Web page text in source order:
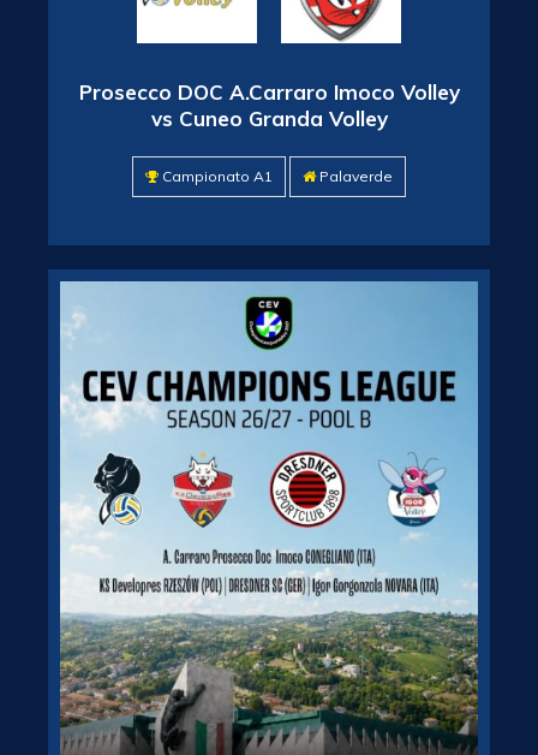
Prosecco DOC A.Carraro Imoco Volley
vs Cuneo Granda Volley
Campionato A1 Palaverde